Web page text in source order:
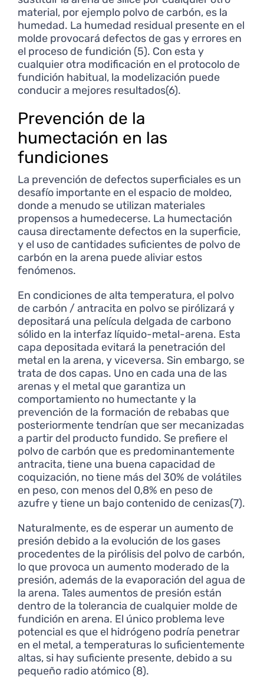
material, por ejemplo polvo de carbón, es la
humedad. La humedad residual presente en el
molde provocará defectos de gas y errores en
el proceso de fundición (5). Con esta y
cualquier otra modificación en el protocolo de
fundición habitual, la modelización puede
conducir a mejores resultados(6).
Prevención de la
humectación en las
fundiciones
La prevención de defectos superficiales es un
desafío importante en el espacio de moldeo,
donde a menudo se utilizan materiales
propensos a humedecerse. La humectación
causa directamente defectos en la superficie,
y el uso de cantidades suficientes de polvo de
carbón en la arena puede aliviar estos
fenómenos.
En condiciones de alta temperatura, el polvo
de carbón / antracita en polvo se pirólizará y
depositará una película delgada de carbono
sólido en la interfaz líquido-metal-arena. Esta
capa depositada evitará la penetración del
metal en la arena, y viceversa. Sin embargo, se
trata de dos capas. Uno en cada una de las
arenas y el metal que garantiza un
comportamiento no humectante y la
prevención de la formación de rebabas que
posteriormente tendrían que ser mecanizadas
a partir del producto fundido. Se prefiere el
polvo de carbón que es predominantemente
antracita, tiene una buena capacidad de
coquización, no tiene más del 30% de volátiles
en peso, con menos del 0,8% en peso de
azufre y tiene un bajo contenido de cenizas(7).
Naturalmente, es de esperar un aumento de
presión debido a la evolución de los gases
procedentes de la pirólisis del polvo de carbón,
lo que provoca un aumento moderado de la
presión, además de la evaporación del agua de
la arena. Tales aumentos de presión están
dentro de la tolerancia de cualquier molde de
fundición en arena. El único problema leve
potencial es que el hidrógeno podría penetrar
en el metal, a temperaturas lo suficientemente
altas, si hay suficiente presente, debido a su
pequeño radio atómico (8).